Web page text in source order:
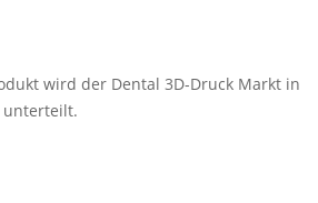
wird der Dental 3D-Druck Markt in
unterteilt.